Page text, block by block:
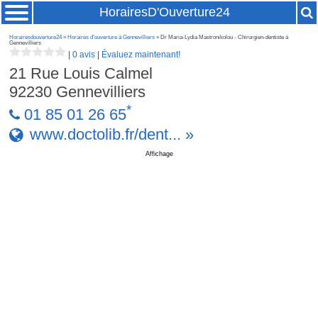
HorairesD'Ouverture24
Horairesdouverture24» Horaires d'ouverture à Gennevilliers » Dr Maria-Lydia Mastronikolou - Chirurgien-dentiste à
Gennevilliers
|0 avis Évaluez maintenant!
21 Rue Louis Calmel
92230 Gennevilliers
01 85 01 26 65*
www.doctolib.fr/dent... »
Affichage